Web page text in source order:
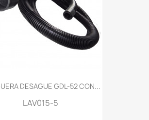
DESAGUE GDL-52 CON...
LAV015-5